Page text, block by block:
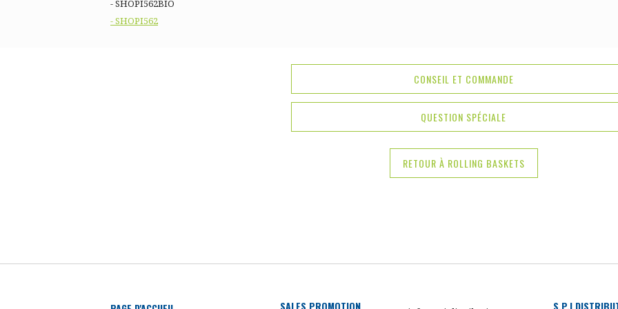
- SHOPI562BIO
- SHOPI562
CONSEIL ET COMMANDE
QUESTION SPÉCIALE
RETOUR À ROLLING BASKETS
SALES PROMOTION S.P.I